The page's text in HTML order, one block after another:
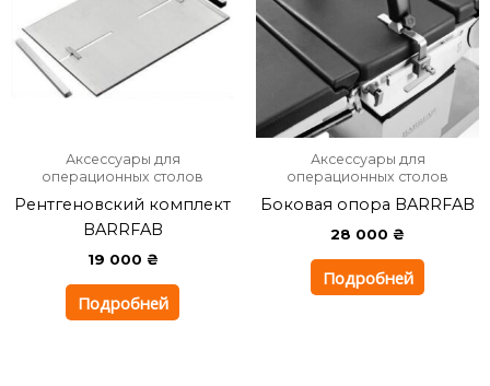
Аксессуары для
операционных столов
Рентгеновский комплект
BARRFAB
19 000 ₴
Подробней
Аксессуары для
операционных столов
Боковая опора BARRFAB
28 000 ₴
Подробней